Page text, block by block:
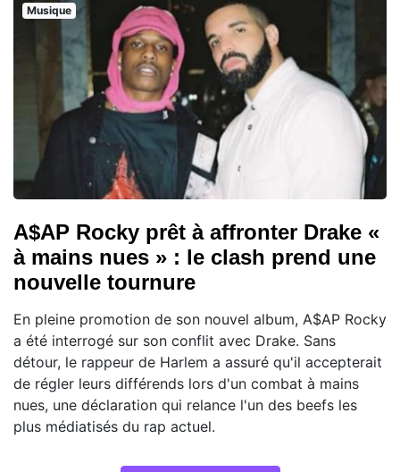
Musique
A$AP Rocky prêt à affronter Drake «
à mains nues » : le clash prend une
nouvelle tournure
En pleine promotion de son nouvel album, A$AP Rocky
a été interrogé sur son conflit avec Drake. Sans
détour, le rappeur de Harlem a assuré qu'il accepterait
de régler leurs différends lors d'un combat à mains
nues, une déclaration qui relance l'un des beefs les
plus médiatisés du rap actuel.